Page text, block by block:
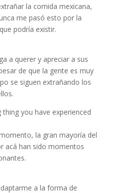
la comida mexicana,
me pasó esto por la
podría existir.
a querer y apreciar a sus
de que la gente es muy
se siguen extrañando los
you have experienced
la gran mayoría del
acá han sido momentos
a la forma de